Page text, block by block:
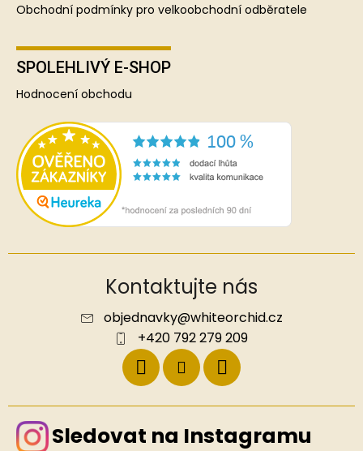
Obchodní podmínky pro velkoobchodní odběratele
SPOLEHLIVÝ E-SHOP
Hodnocení obchodu
Kontaktujte nás
objednavky@whiteorchid.cz
+420 792 279 209
Sledovat na Instagramu